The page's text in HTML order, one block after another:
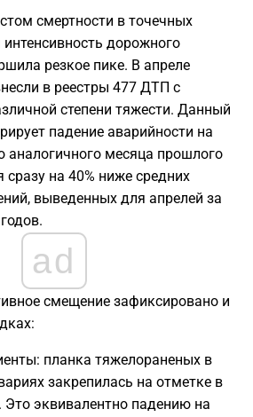
смертности в точечных
дорожного
резкое пике. В апреле
в реестры 477 ДТП с
степени тяжести. Данный
падение аварийности на
аналогичного месяца прошлого
сразу на 40% ниже средних
выведенных для апрелей за
ad
смещение зафиксировано и
планка тяжелораненых в
закрепилась на отметке в
Это эквивалентно падению на